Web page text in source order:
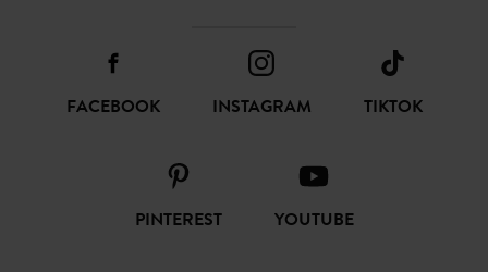
FACEBOOK INSTAGRAM TIKTOK
PINTEREST YOUTUBE